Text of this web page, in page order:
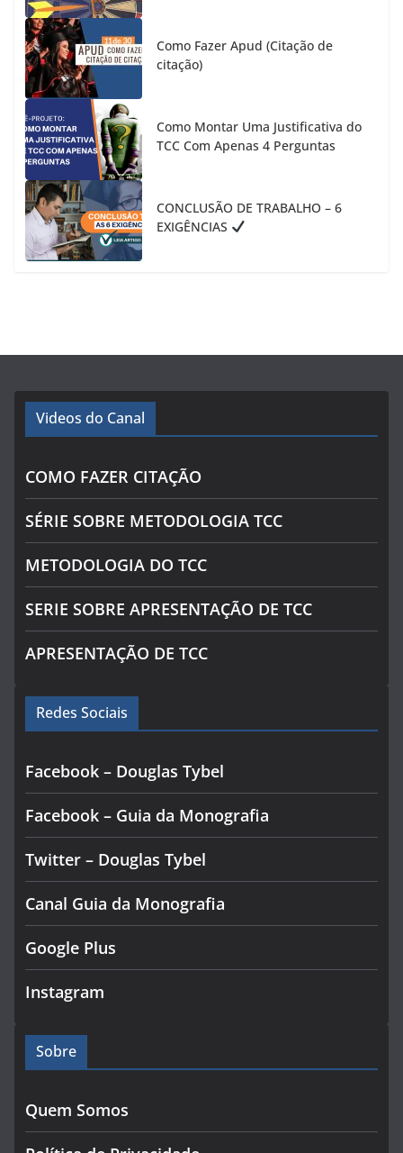
Como Fazer Apud (Citação de
citação)
Como Montar Uma Justificativa do
TCC Com Apenas 4 Perguntas
CONCLUSÃO DE TRABALHO – 6
EXIGÊNCIAS
Videos do Canal
COMO FAZER CITAÇÃO
SÉRIE SOBRE METODOLOGIA TCC
METODOLOGIA DO TCC
SERIE SOBRE APRESENTAÇÃO DE TCC
APRESENTAÇÃO DE TCC
Redes Sociais
Facebook – Douglas Tybel
Facebook – Guia da Monografia
Twitter – Douglas Tybel
Canal Guia da Monografia
Google Plus
Instagram
Sobre
Quem Somos